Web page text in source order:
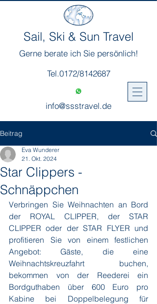
Sail, Ski & Sun Travel
Gerne berate ich Sie persönlich!
Tel.0172/8142687
info@ssstravel.de
Beitrag
Star Clippers -
Schnäppchen
Eva Wunderer
21. Okt. 2024
Verbringen Sie Weihnachten an Bord
der ROYAL CLIPPER, der STAR
CLIPPER oder der STAR FLYER und
profitieren Sie von einem festlichen
Angebot: Gäste, die eine
Weihnachtskreuzfahrt buchen,
bekommen von der Reederei ein
Bordguthaben über 600 Euro pro
Kabine bei Doppelbelegung für